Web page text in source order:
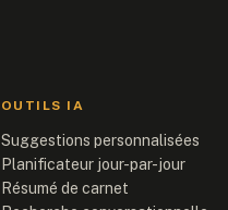
OUTILS IA
Suggestions personnalisées
Planificateur jour-par-jour
Résumé de carnet